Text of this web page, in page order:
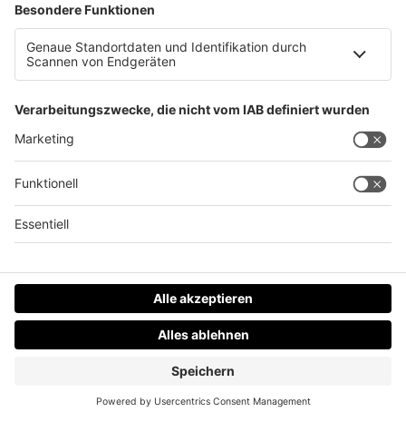
deiner Provision es wir gehen davon aus, wir
bekommen das alles geliefert. Das heißt, da gibt’s
mal einen eigenen Livestream dazu, wie man diese
Dinge dann auch auch konkret erstellt.
Ähm aus deiner Sicht wo wohin wird’s gehen? Äh.
Es gibt ja Trends, es gibt Gestaltungstrends äh wir
haben in letzter Zeit sehr viel in Richtung Karussell
gesehen, weil das halt auch ein sehr dankbares äh
Wir jetzt bleiben, wie es ist oder siehst du irgendwo
äh Ecken, wo sich einfach ein bisschen mehr tut.
Ähm.
Also was ich glaube ich, was ganz stark
kommt, ist eben, dass man ähm User Content
verwendet, wenn man hat, also weil der einfach
Es hat ja irgendwo, man gibt’s ja diese auch
Statistiken auch, dass ähm wenn eine Marke von